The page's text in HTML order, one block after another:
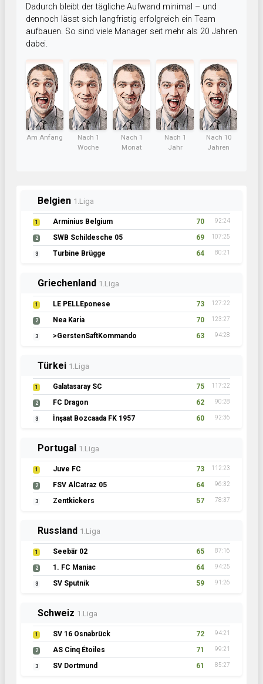
Dadurch bleibt der tägliche Aufwand minimal – und
dennoch lässt sich langfristig erfolgreich ein Team
aufbauen. So sind viele Manager seit mehr als 20 Jahren
dabei.
Am Anfang
Nach 1
Woche
Nach 1
Monat
Nach 1
Jahr
Nach 10
Jahren
Belgien 1.Liga
1 Arminius Belgium 70 92:24
2 SWB Schildesche 05 69 107:25
3 Turbine Brügge 64 80:21
Griechenland 1.Liga
1 LE PELLEponese 73 127:22
2 Nea Karia 70 123:27
3 >GerstenSaftKommando 63 94:28
Türkei 1.Liga
1 Galatasaray SC 75 117:22
2 FC Dragon 62 90:28
3 İnşaat Bozcaada FK 1957 60 92:36
Portugal 1.Liga
1 Juve FC 73 112:23
2 FSV AlCatraz 05 64 96:32
3 Zentkickers 57 78:37
Russland 1.Liga
1 Seebär 02 65 87:16
2 1. FC Maniac 64 94:25
3 SV Sputnik 59 91:26
Schweiz 1.Liga
1 SV 16 Osnabrück 72 94:21
2 AS Cinq Étoiles 71 99:21
3 SV Dortmund 61 85:27